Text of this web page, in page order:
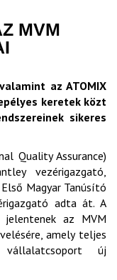
MVM
az ATOMIX
keretek közt
sikeres
Quality Assurance)
vezérigazgató,
Magyar Tanúsító
adta át. A
jelentenek az MVM
amely teljes
új